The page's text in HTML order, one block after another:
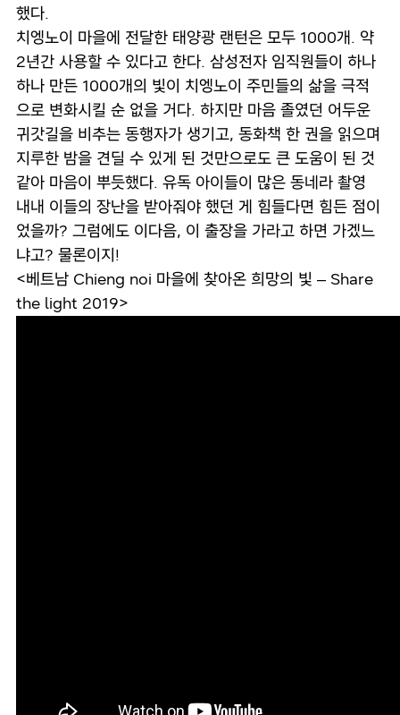
했다.
치엥노이 마을에 전달한 태양광 랜턴은 모두 1000개. 약
2년간 사용할 수 있다고 한다. 삼성전자 임직원들이 하나
하나 만든 1000개의 빛이 치엥노이 주민들의 삶을 극적
으로 변화시킬 순 없을 거다. 하지만 마음 졸였던 어두운
귀갓길을 비추는 동행자가 생기고, 동화책 한 권을 읽으며
지루한 밤을 견딜 수 있게 된 것만으로도 큰 도움이 된 것
같아 마음이 뿌듯했다. 유독 아이들이 많은 동네라 촬영
내내 이들의 장난을 받아줘야 했던 게 힘들다면 힘든 점이
었을까? 그럼에도 이다음, 이 출장을 가라고 하면 가겠느
냐고? 물론이지!
<베트남 Chieng noi 마을에 찾아온 희망의 빛 – Share
the light 2019>